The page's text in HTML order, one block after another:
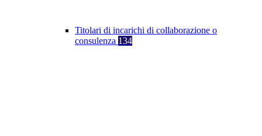
Titolari di incarichi di collaborazione o
consulenza 134